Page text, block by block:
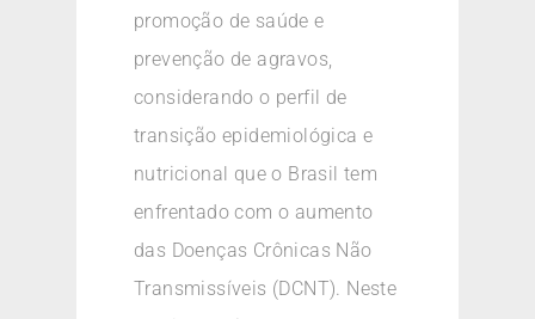
promoção de saúde e
prevenção de agravos,
considerando o perfil de
transição epidemiológica e
nutricional que o Brasil tem
enfrentado com o aumento
das Doenças Crônicas Não
Transmissíveis (DCNT). Neste